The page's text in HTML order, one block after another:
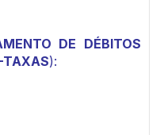
DE DÉBITOS
TAXAS):